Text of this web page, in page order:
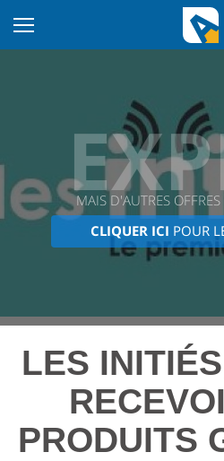
MAIS D'AUTRES
CLIQUER ICI POUR
LES
PRODUITS